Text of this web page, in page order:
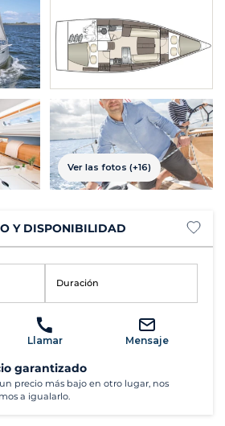
Ver las fotos (+16)
Y DISPONIBILIDAD
Duración
Llamar Mensaje
garantizado
precio más bajo en otro lugar, nos
a igualarlo.